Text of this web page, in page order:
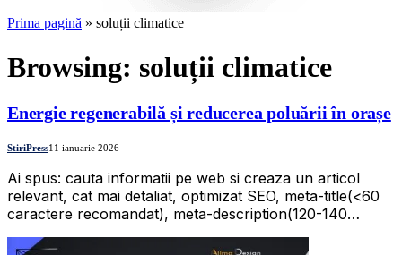
Prima pagină » soluții climatice
Browsing: soluții climatice
Energie regenerabilă și reducerea poluării în orașe
StiriPress11 ianuarie 2026
Ai spus: cauta informatii pe web si creaza un articol
relevant, cat mai detaliat, optimizat SEO, meta-title(<60
caractere recomandat), meta-description(120-140…